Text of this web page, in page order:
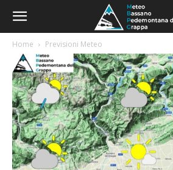
Home Previsioni Meteo